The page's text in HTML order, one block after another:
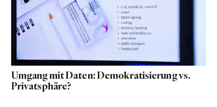
Umgang mit Daten: Demokratisierung vs.
Privatsphäre?